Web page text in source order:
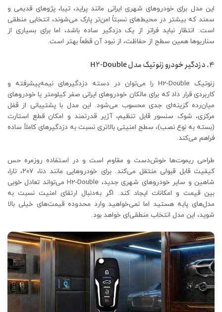
این مدل برای خودروهای شهری ایرانی مانند پراید، تیبا، پژوهای قدیمی و
سمند که بیشتر در محیط‌های نسبتاً امن‌تر پارک می‌شوند، انتخابی منطقی
است. انتظار نباید فراتر از یک دزدگیر ساده باشد، اما برای بسیاری از
سناریوها همین سطح از حفاظت، از نبود آن قطعاً بهتر است.
4. دزدگیر خودرو زنوتیک مدل H2-Double
زنوتیک H2-Double را می‌توان در دسته دزدگیرهای نیمه‌پیشرفته و
کاربردی قرار داد که برای مالکان خودروهای ایرانی صفر کیلومتر یا خودروهای
میان‌رده گزینه‌ای جدی محسوب می‌شود. این مدل با پشتیبانی از قفل
مرکزی، شوک سنسور قابل تنظیم، آژیر قدرتمند و امکان قطع استارت
(بسته به نوع نصب)، سطح امنیتی بالاتری نسبت به دزدگیرهای کاملاً ساده
فراهم می‌کند.
طراحی ریموت‌ها خوش‌دست و مقاوم است و در استفاده روزمره حس
کیفیت قابل قبولی منتقل می‌کند. برای خودروهایی مانند دنا، ۲۰۷، تارا،
شاهین و سایر خودروهای شهری جدید، H2-Double می‌تواند تعادل خوبی
بین قیمت و امکانات ایجاد کند. اگر به‌دنبال ارتقای امنیت نسبت به
مدل‌های پایه هستید اما نمی‌خواهید وارد محدوده قیمت‌های خیلی بالا
شوید، این مدل انتخاب منطقی‌ای خواهد بود.